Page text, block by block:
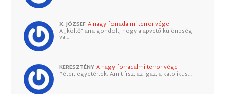
X. JÓZSEF A nagy forradalmi terror vége
A „költő” arra gondolt, hogy alapvető különbség
va…
KERESZTÉNY A nagy forradalmi terror vége
Péter, egyetértek. Amit írsz, az igaz, a katolikus…